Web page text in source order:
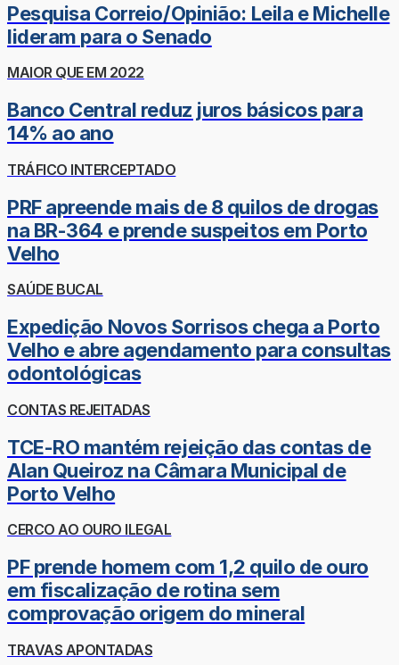
Pesquisa Correio/Opinião: Leila e Michelle
lideram para o Senado
MAIOR QUE EM 2022
Banco Central reduz juros básicos para
14% ao ano
TRÁFICO INTERCEPTADO
PRF apreende mais de 8 quilos de drogas
na BR-364 e prende suspeitos em Porto
Velho
SAÚDE BUCAL
Expedição Novos Sorrisos chega a Porto
Velho e abre agendamento para consultas
odontológicas
CONTAS REJEITADAS
TCE-RO mantém rejeição das contas de
Alan Queiroz na Câmara Municipal de
Porto Velho
CERCO AO OURO ILEGAL
PF prende homem com 1,2 quilo de ouro
em fiscalização de rotina sem
comprovação origem do mineral
TRAVAS APONTADAS